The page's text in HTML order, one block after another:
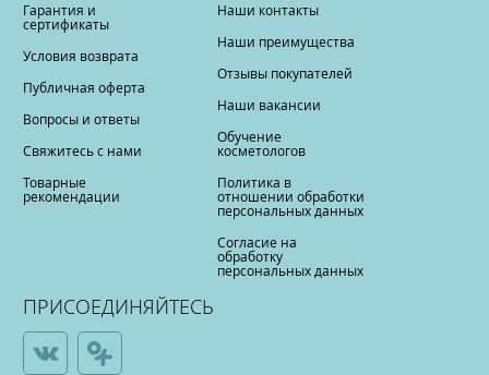
Гарантия и
сертификаты
Условия возврата
Публичная оферта
Вопросы и ответы
Свяжитесь с нами
Товарные
рекомендации
Наши контакты
Наши преимущества
Отзывы покупателей
Наши вакансии
Обучение
косметологов
Политика в
отношении обработки
персональных данных
Согласие на
обработку
персональных данных
ПРИСОЕДИНЯЙТЕСЬ